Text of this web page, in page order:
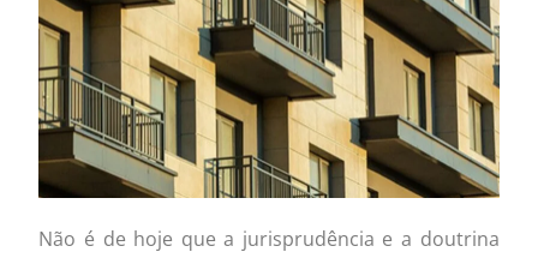
Não é de hoje que a jurisprudência e a doutrina